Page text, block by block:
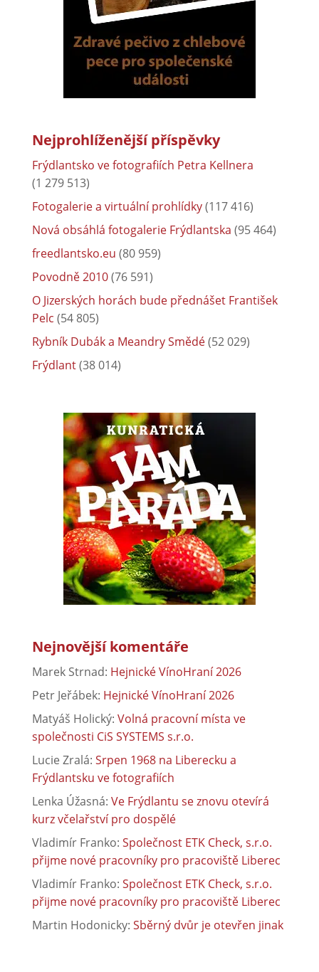
Nejprohlíženější příspěvky
Frýdlantsko ve fotografiích Petra Kellnera
(1 279 513)
Fotogalerie a virtuální prohlídky(117 416)
Nová obsáhlá fotogalerie Frýdlantska (95 464)
freedlantsko.eu (80 959)
Povodně 2010(76 591)
O Jizerských horách bude přednášet František
Pelc (54 805)
Rybník Dubák a Meandry Smědé(52 029)
Frýdlant(38 014)
Nejnovější komentáře
Marek Strnad: Hejnické VínoHraní 2026
Petr Jeřábek: Hejnické VínoHraní 2026
Matyáš Holický: Volná pracovní místa ve
společnosti CiS SYSTEMS s.r.o.
Lucie Zralá: Srpen 1968 na Liberecku a
Frýdlantsku ve fotografiích
Lenka Úžasná: Ve Frýdlantu se znovu otevírá
kurz včelařství pro dospělé
Vladimír Franko: Společnost ETK Check, s.r.o.
přijme nové pracovníky pro pracoviště Liberec
Vladimír Franko: Společnost ETK Check, s.r.o.
přijme nové pracovníky pro pracoviště Liberec
Martin Hodonicky: Sběrný dvůr je otevřen jinak